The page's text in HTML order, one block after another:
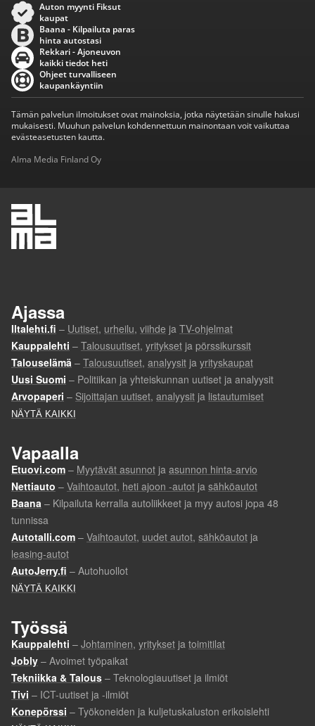
Auton myynti Fiksut
kaupat
Baana - Kilpailuta paras
hinta autostasi
Rekkari - Ajoneuvon
kaikki tiedot heti
Ohjeet turvalliseen
kaupankäyntiin
Tämän palvelun ilmoitukset ovat mainoksia, jotka näytetään sinulle hakusi
mukaisesti. Muuhun palvelun kohdennettuun mainontaan voit vaikuttaa
evästeasetusten kautta.
Alma Media Finland Oy